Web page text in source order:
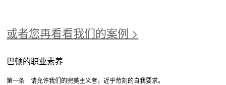
或者您再看看我们的案例 >
巴顿的职业素养
第一条 请允许我们的完美主义者，近乎苛刻的自我要求。